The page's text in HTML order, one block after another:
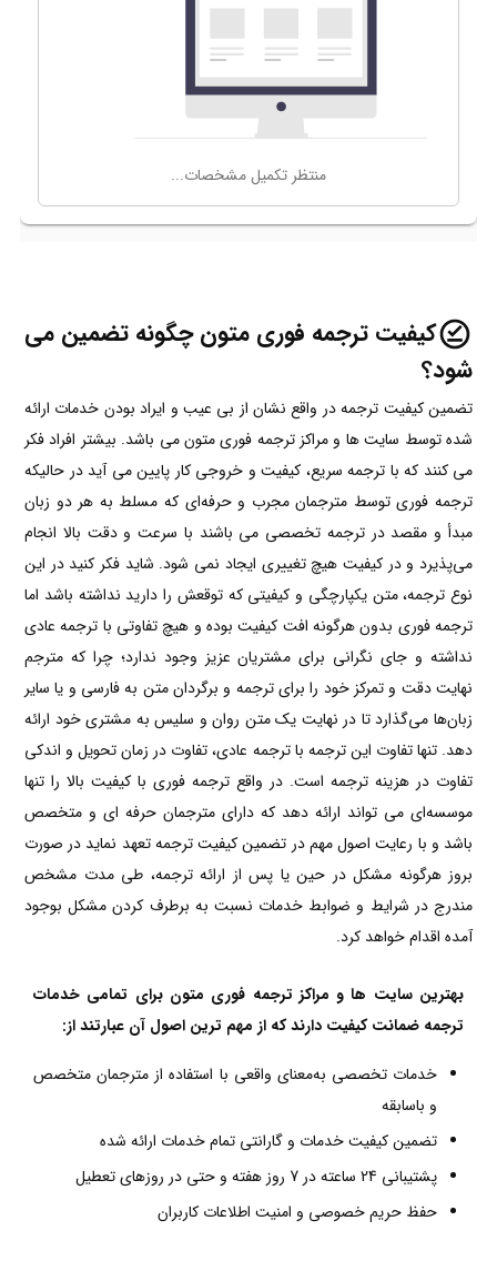
کیفیت ترجمه فوری متون چگونه تضمین می
شود؟
تضمین کیفیت ترجمه در واقع نشان از بی عیب و ایراد بودن خدمات ارائه
شده توسط سایت ها و مراکز ترجمه فوری متون می باشد. بیشتر افراد فکر
می کنند که با ترجمه سریع، کیفیت و خروجی کار پایین می آید در حالیکه
ترجمه فوری توسط مترجمان مجرب و حرفه‌ای که مسلط به هر دو زبان
مبدأ و مقصد در ترجمه تخصصی می باشند با سرعت و دقت بالا انجام
می‌پذیرد و در کیفیت هیچ تغییری ایجاد نمی شود. شاید فکر کنید در این
نوع ترجمه، متن یکپارچگی و کیفیتی که توقعش را دارید نداشته باشد اما
ترجمه فوری بدون هرگونه افت کیفیت بوده و هیچ تفاوتی با ترجمه عادی
نداشته و جای نگرانی برای مشتریان عزیز وجود ندارد؛ چرا که مترجم
نهایت دقت و تمرکز خود را برای ترجمه و برگردان متن به فارسی و یا سایر
زبان‌ها می‌گذارد تا در نهایت یک متن روان و سلیس به مشتری خود ارائه
دهد. تنها تفاوت این ترجمه با ترجمه عادی، تفاوت در زمان تحویل و اندکی
تفاوت در هزینه ترجمه است. در واقع ترجمه فوری با کیفیت بالا را تنها
موسسه‌ای می تواند ارائه دهد که دارای مترجمان حرفه ای و متخصص
باشد و با رعایت اصول مهم در تضمین کیفیت ترجمه تعهد نماید در صورت
بروز هرگونه مشکل در حین یا پس از ارائه ترجمه، طی مدت مشخص
مندرج در شرایط و ضوابط خدمات نسبت به برطرف کردن مشکل بوجود
آمده اقدام خواهد کرد.
بهترین سایت ها و مراکز ترجمه فوری متون برای تمامی خدمات
ترجمه ضمانت کیفیت دارند که از مهم ترین اصول آن عبارتند از:
خدمات تخصصی به‌معنای واقعی با استفاده از مترجمان متخصص
و باسابقه
تضمین کیفیت خدمات و گارانتی تمام خدمات ارائه شده
پشتیبانی 24‌ ساعته در 7 روز هفته و حتی در روزهای تعطیل
حفظ حریم خصوصی و امنیت اطلاعات کاربران